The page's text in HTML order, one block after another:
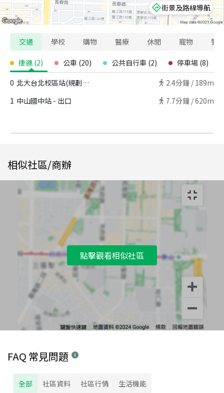
街景及路線導航
交通 學校 購物 醫療 休閒 寵物 警
捷運 (2) 公車 (20) 公共自行車 (2) 停車場 (8)
0 北大台北校區站(規劃中) - 出口 2.4分鐘 / 189m
1 中山國中站 - 出口 7.7分鐘 /620m
相似社區/商辦
點擊觀看相似社區
FAQ 常見問題
全部 社區資料 社區行情 生活機能